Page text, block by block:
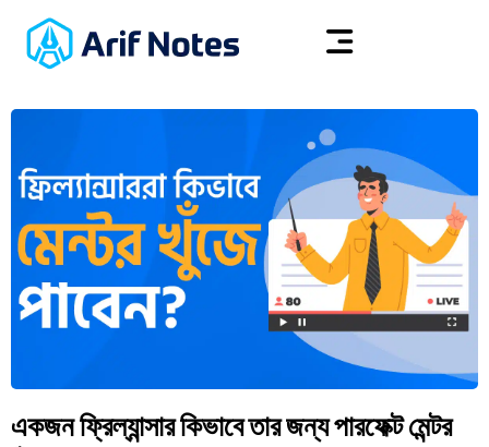
একজন ফ্রিল্যান্সার কিভাবে তার জন্য পারফেক্ট মেন্টর